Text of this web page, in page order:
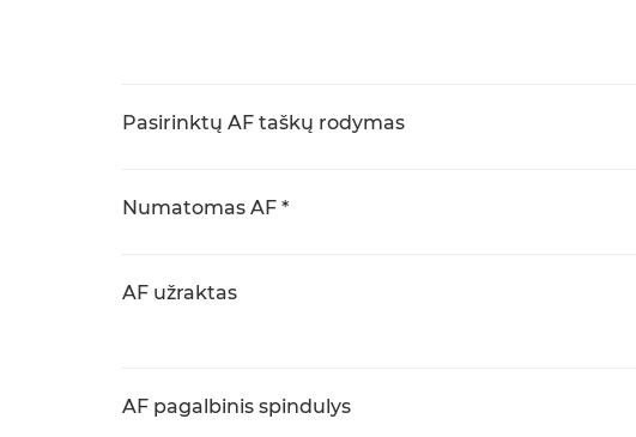
Pasirinktų AF taškų rodymas
Numatomas AF *
AF užraktas
AF pagalbinis spindulys